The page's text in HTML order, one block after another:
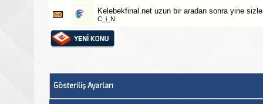
Kelebekfinal.net uzun bir aradan sonra yine
C_i_N
Gösteriliş Ayarları